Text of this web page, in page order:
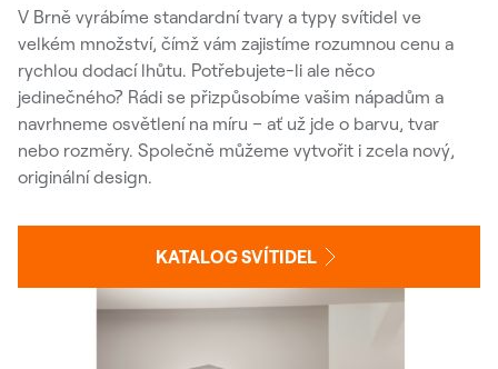
V Brně vyrábíme standardní tvary a typy svítidel ve
velkém množství, čímž vám zajistíme rozumnou cenu a
rychlou dodací lhůtu. Potřebujete-li ale něco
jedinečného? Rádi se přizpůsobíme vašim nápadům a
navrhneme osvětlení na míru – ať už jde o barvu, tvar
nebo rozměry. Společně můžeme vytvořit i zcela nový,
originální design.
KATALOG SVÍTIDEL